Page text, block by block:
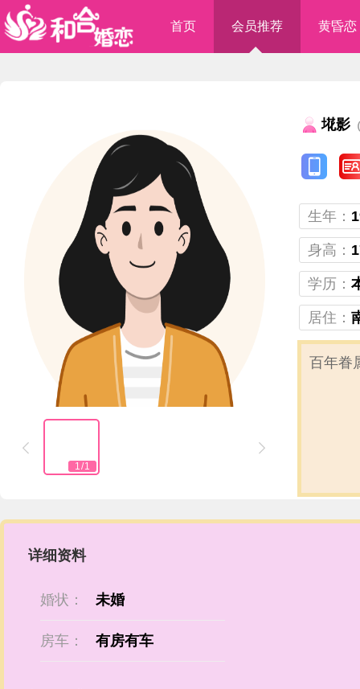
首页 会员推荐 黄昏恋

1/1

埖影
生年：
身高：
学历：
居住：
百年眷
详细资料
婚状： 未婚
房车： 有房有车